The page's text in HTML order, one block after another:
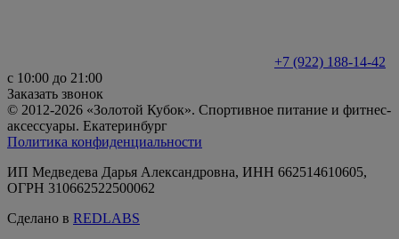
+7 (922) 188-14-42
с 10:00 до 21:00
Заказать звонок
© 2012-2026 «Золотой Кубок». Спортивное питание и фитнес-
аксессуары. Екатеринбург
Политика конфиденциальности
ИП Медведева Дарья Александровна, ИНН 662514610605,
ОГРН 310662522500062
Сделано в REDLABS